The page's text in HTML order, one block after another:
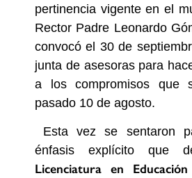
pertinencia vigente en el
Rector Padre Leonardo
convocó el 30 de
junta de asesoras para
a los compromisos que
pasado 10 de agosto.
Esta vez se sentaron
énfasis explícito que
Licenciatura en